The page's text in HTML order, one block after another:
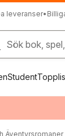
leveranser•
Sök bok,
Student
Äventyrsromaner